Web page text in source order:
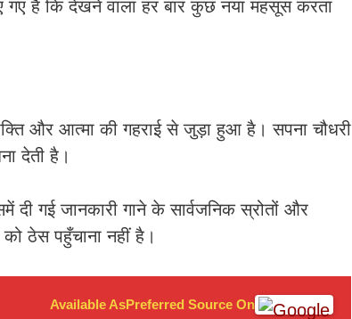
हैं कि देखने वाला हर बार कुछ नया महसूस करता
और आत्मा की गहराई से जुड़ा हुआ है। सपना चौधरी
देती है।
गई जानकारी गाने के सार्वजनिक स्रोतों और
को ठेस पहुँचाना नहीं है।
Available AsPreferred Source On